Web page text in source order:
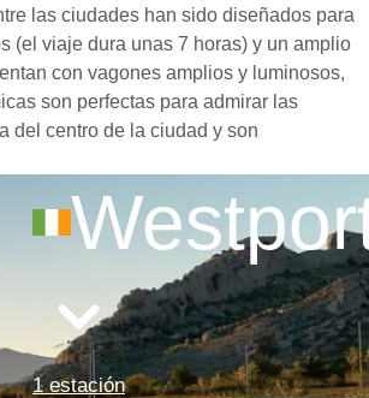
las ciudades han sido diseñados para
(el viaje dura unas 7 horas) y un amplio
con vagones amplios y luminosos,
son perfectas para admirar las
del centro de la ciudad y son
1 estación